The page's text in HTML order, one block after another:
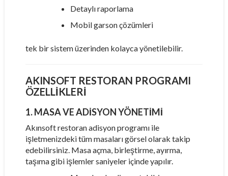
Detaylı raporlama
Mobil garson çözümleri
tek bir sistem üzerinden kolayca yönetilebilir.
AKINSOFT RESTORAN PROGRAMI
ÖZELLIKLERI
1. MASA VE ADISYON YÖNETIMI
Akınsoft restoran adisyon programı ile
işletmenizdeki tüm masaları görsel olarak takip
edebilirsiniz. Masa açma, birleştirme, ayırma,
taşıma gibi işlemler saniyeler içinde yapılır.